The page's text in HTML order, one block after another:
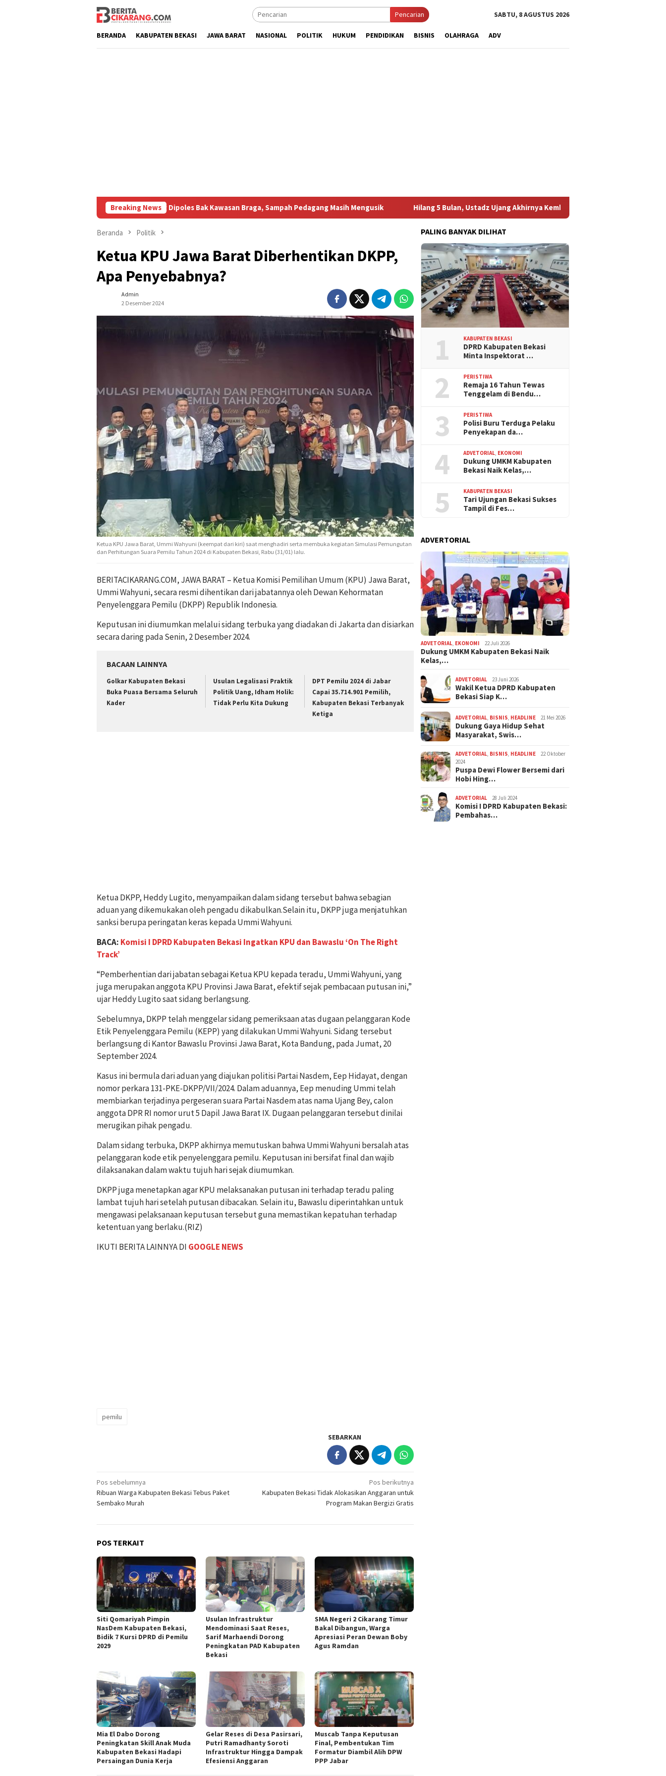
Pencarian SABTU, 8 AGUSTUS 2026
BERANDA KABUPATEN BEKASI JAWA BARAT NASIONAL POLITIK HUKUM PENDIDIKAN BISNIS OLAHRAGA ADV
Breaking News
Pasar Baru Cikarang Dipoles Bak Kawasan Braga, Sampah Pedagang Masih Mengusik Hilang 5 Bulan, Ustadz Ujang Akhirnya Kembali Melihat Motor Kesayangannya
Beranda Politik
Ketua KPU Jawa Barat ​​Diberhentikan DKPP,
Apa Penyebabnya?
Admin
2 Desember 2024
Ketua KPU Jawa Barat, Ummi Wahyuni (keempat dari kiri) saat menghadiri serta membuka kegiatan Simulasi Pemungutan
dan Perhitungan Suara Pemilu Tahun 2024 di Kabupaten Bekasi, Rabu (31/01) lalu.
BERITACIKARANG.COM, JAWA BARAT – Ketua Komisi Pemilihan Umum (KPU) Jawa Barat,
Ummi Wahyuni, secara resmi dihentikan dari jabatannya oleh Dewan Kehormatan
Penyelenggara Pemilu (DKPP) Republik Indonesia.
Keputusan ini diumumkan melalui sidang terbuka yang diadakan di Jakarta dan disiarkan
secara daring pada Senin, 2 Desember 2024.
BACAAN LAINNYA
Golkar Kabupaten Bekasi
Buka Puasa Bersama Seluruh
Kader
Usulan Legalisasi Praktik
Politik Uang, Idham Holik:
Tidak Perlu Kita Dukung
DPT Pemilu 2024 di Jabar
Capai 35.714.901 Pemilih,
Kabupaten Bekasi Terbanyak
Ketiga
Ketua DKPP, Heddy Lugito, menyampaikan dalam sidang tersebut bahwa sebagian
aduan yang dikemukakan oleh pengadu dikabulkan.Selain itu, DKPP juga menjatuhkan
sanksi berupa peringatan keras kepada Ummi Wahyuni.
BACA: Komisi I DPRD Kabupaten Bekasi Ingatkan KPU dan Bawaslu ‘On The Right
Track’
“Pemberhentian dari jabatan sebagai Ketua KPU kepada teradu, Ummi Wahyuni, yang
juga merupakan anggota KPU Provinsi Jawa Barat, efektif sejak pembacaan putusan ini,”
ujar Heddy Lugito saat sidang berlangsung.
Sebelumnya, DKPP telah menggelar sidang pemeriksaan atas dugaan pelanggaran Kode
Etik Penyelenggara Pemilu (KEPP) yang dilakukan Ummi Wahyuni. Sidang tersebut
berlangsung di Kantor Bawaslu Provinsi Jawa Barat, Kota Bandung, pada Jumat, 20
September 2024.
Kasus ini bermula dari aduan yang diajukan politisi Partai Nasdem, Eep Hidayat, dengan
nomor perkara 131-PKE-DKPP/VII/2024. Dalam aduannya, Eep menuding Ummi ​​telah
membiarkan terjadinya pergeseran suara Partai Nasdem atas nama Ujang Bey, calon
anggota DPR RI nomor urut 5 Dapil Jawa Barat IX. Dugaan pelanggaran tersebut dinilai
merugikan pihak pengadu.
Dalam sidang terbuka, DKPP akhirnya memutuskan bahwa Ummi Wahyuni ​​bersalah atas
pelanggaran kode etik penyelenggara pemilu. Keputusan ini bersifat final dan wajib
dilaksanakan dalam waktu tujuh hari sejak diumumkan.
DKPP juga menetapkan agar KPU melaksanakan putusan ini terhadap teradu paling
lambat tujuh hari setelah putusan dibacakan. Selain itu, Bawaslu diperintahkan untuk
mengawasi pelaksanaan keputusan tersebut guna memastikan kepatuhan terhadap
ketentuan yang berlaku.(RIZ)
IKUTI BERITA LAINNYA DI GOOGLE NEWS
pemilu
SEBARKAN
Navigasi
pos
Pos sebelumnya
Ribuan Warga Kabupaten Bekasi Tebus Paket
Sembako Murah
Pos berikutnya
Kabupaten Bekasi Tidak Alokasikan Anggaran untuk
Program Makan Bergizi Gratis
POS TERKAIT
Siti Qomariyah Pimpin
NasDem Kabupaten Bekasi,
Bidik 7 Kursi DPRD di Pemilu
2029
Usulan Infrastruktur
Mendominasi Saat Reses,
Sarif Marhaendi Dorong
Peningkatan PAD Kabupaten
Bekasi
SMA Negeri 2 Cikarang Timur
Bakal Dibangun, Warga
Apresiasi Peran Dewan Boby
Agus Ramdan
Mia El Dabo Dorong
Peningkatan Skill Anak Muda
Kabupaten Bekasi Hadapi
Persaingan Dunia Kerja
Gelar Reses di Desa Pasirsari,
Putri Ramadhanty Soroti
Infrastruktur Hingga Dampak
Efesiensi Anggaran
Muscab Tanpa Keputusan
Final, Pembentukan Tim
Formatur Diambil Alih DPW
PPP Jabar
PALING BANYAK DILIHAT
1 KABUPATEN BEKASI
DPRD Kabupaten Bekasi
Minta Inspektorat …
2 PERISTIWA
Remaja 16 Tahun Tewas
Tenggelam di Bendu…
3 PERISTIWA
Polisi Buru Terduga Pelaku
Penyekapan da…
4 ADVETORIAL EKONOMI
Dukung UMKM Kabupaten
Bekasi Naik Kelas,…
5 KABUPATEN BEKASI
Tari Ujungan Bekasi Sukses
Tampil di Fes…
ADVERTORIAL
ADVETORIAL EKONOMI 22 Juli 2026
Dukung UMKM Kabupaten Bekasi Naik
Kelas,…
ADVETORIAL 23 Juni 2026
Wakil Ketua DPRD Kabupaten
Bekasi Siap K…
ADVETORIAL BISNIS HEADLINE 21 Mei 2026
Dukung Gaya Hidup Sehat
Masyarakat, Swis…
ADVETORIAL BISNIS HEADLINE
22 Oktober
2024
Puspa Dewi Flower Bersemi dari
Hobi Hing…
ADVETORIAL 28 Juli 2024
Komisi I DPRD Kabupaten Bekasi:
Pembahas…